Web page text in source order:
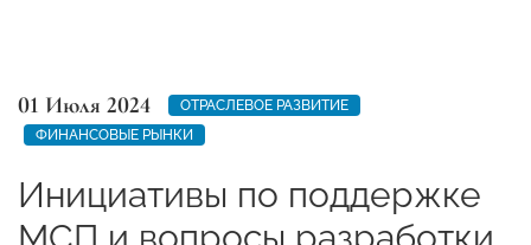
01 Июля 2024
ОТРАСЛЕВОЕ РАЗВИТИЕ
ФИНАНСОВЫЕ РЫНКИ
Инициативы по поддержке